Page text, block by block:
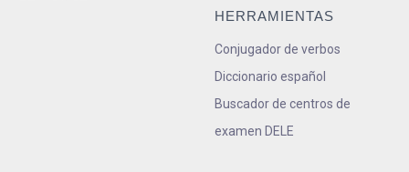
HERRAMIENTAS
Conjugador de verbos
Diccionario español
Buscador de centros de
examen DELE